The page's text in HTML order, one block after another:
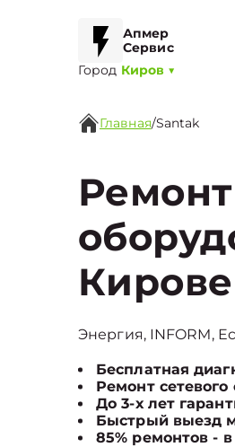
Апмер
Сервис
Город Киров ▼
Главная/Santak
Кирове
Энергия, INFORM,
Бесплатная
Ремонт
До 3-х лет
Быстрый выезд
85% ремонтов -